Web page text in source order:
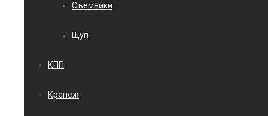
Съемники
Щуп
КПП
Крепеж